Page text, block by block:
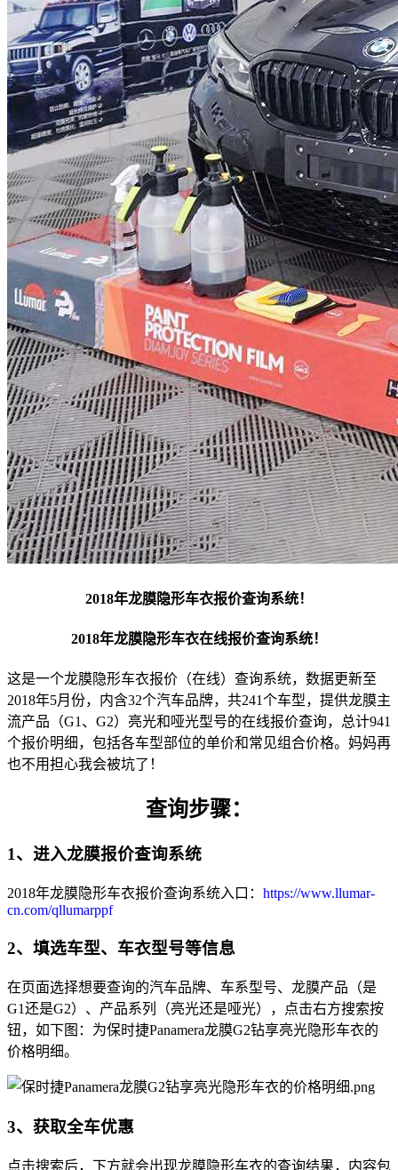
2018年龙膜隐形车衣报价查询系统！
2018年龙膜隐形车衣在线报价查询系统！
这是一个龙膜隐形车衣报价（在线）查询系统，数据更新至
2018年5月份，内含32个汽车品牌，共241个车型，提供龙膜主
流产品（G1、G2）亮光和哑光型号的在线报价查询，总计941
个报价明细，包括各车型部位的单价和常见组合价格。妈妈再
也不用担心我会被坑了！
查询步骤：
1、进入龙膜报价查询系统
2018年龙膜隐形车衣报价查询系统入口： https://www.llumar-
cn.com/qllumarppf
2、填选车型、车衣型号等信息
在页面选择想要查询的汽车品牌、车系型号、龙膜产品（是
G1还是G2）、产品系列（亮光还是哑光），点击右方搜索按
钮，如下图：为保时捷Panamera龙膜G2钻享亮光隐形车衣的
价格明细。
3、获取全车优惠
点击搜索后，下方就会出现龙膜隐形车衣的查询结果，内容包